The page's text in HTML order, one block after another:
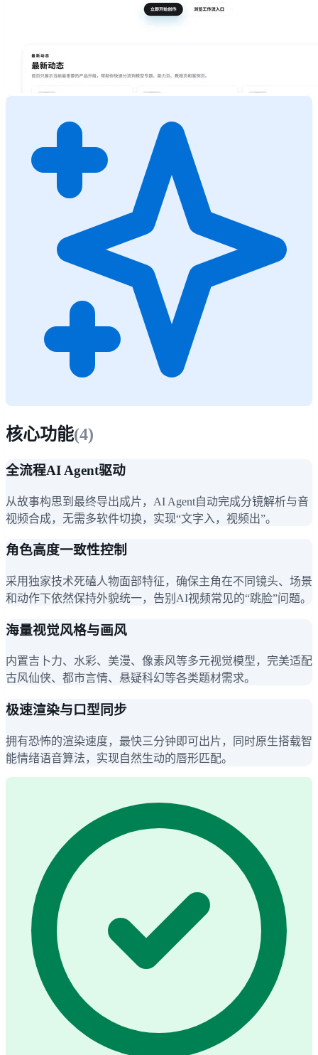
核心功能(4)
全流程AI Agent驱动
从故事构思到最终导出成片，AI Agent自动完成分镜解析与音
视频合成，无需多软件切换，实现“文字入，视频出”。
角色高度一致性控制
采用独家技术死磕人物面部特征，确保主角在不同镜头、场景
和动作下依然保持外貌统一，告别AI视频常见的“跳脸”问题。
海量视觉风格与画风
内置吉卜力、水彩、美漫、像素风等多元视觉模型，完美适配
古风仙侠、都市言情、悬疑科幻等各类题材需求。
极速渲染与口型同步
拥有恐怖的渲染速度，最快三分钟即可出片，同时原生搭载智
能情绪语音算法，实现自然生动的唇形匹配。